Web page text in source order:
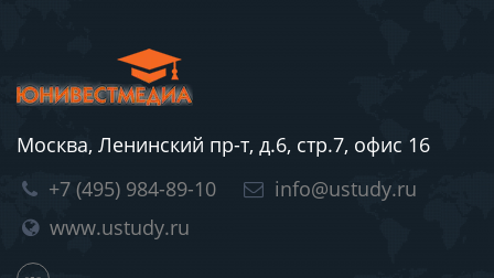
Москва, Ленинский пр-т, д.6, стр.7, офис 16
+7 (495) 984-89-10
info@ustudy.ru
www.ustudy.ru